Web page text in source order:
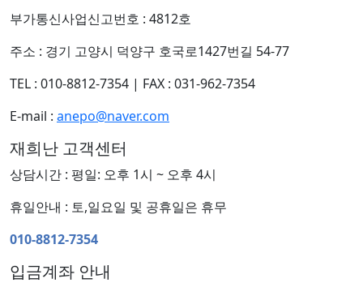
부가통신사업신고번호 : 4812호
주소 : 경기 고양시 덕양구 호국로1427번길 54-77
TEL : 010-8812-7354 | FAX : 031-962-7354
E-mail : anepo@naver.com
재희난 고객센터
상담시간 : 평일: 오후 1시 ~ 오후 4시
휴일안내 : 토,일요일 및 공휴일은 휴무
010-8812-7354
입금계좌 안내